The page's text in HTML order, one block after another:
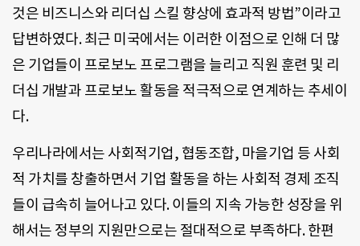
것은 비즈니스와 리더십 스킬 향상에 효과적 방법”이라고
답변하였다. 최근 미국에서는 이러한 이점으로 인해 더 많
은 기업들이 프로보노 프로그램을 늘리고 직원 훈련 및 리
더십 개발과 프로보노 활동을 적극적으로 연계하는 추세이
다.
우리나라에서는 사회적기업, 협동조합, 마을기업 등 사회
적 가치를 창출하면서 기업 활동을 하는 사회적 경제 조직
들이 급속히 늘어나고 있다. 이들의 지속 가능한 성장을 위
해서는 정부의 지원만으로는 절대적으로 부족하다. 한편